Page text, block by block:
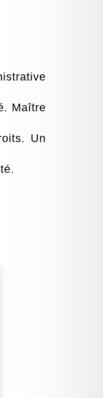
Maître
Un